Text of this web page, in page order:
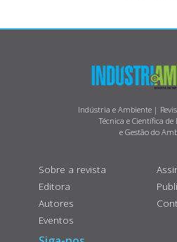
Indústria e Ambiente |
Técnica e Científica
e Gestão do
Sobre a revista
Editora
Autores
Eventos